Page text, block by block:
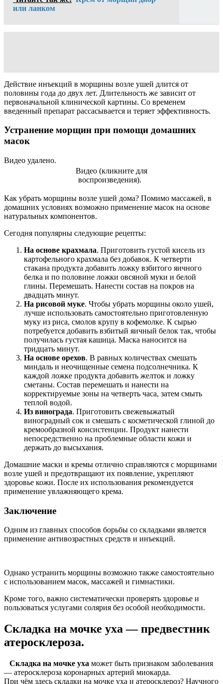
или ланком
Действие инъекций в морщины возле ушей длится от
половины года до двух лет. Длительность же зависит от
первоначальной клинической картины. Со временем
введенный препарат рассасывается и теряет эффективность.
Устранение морщин при помощи домашних
масок
Видео удалено.
Видео (кликните для
воспроизведения).
Как убрать морщины возле ушей дома? Помимо массажей, в
домашних условиях возможно применение масок на основе
натуральных компонентов.
Сегодня популярны следующие рецепты:
На основе крахмала. Приготовить густой кисель из
картофельного крахмала без добавок. К четверти
стакана продукта добавить ложку взбитого яичного
белка и по половине ложки овсяной муки и белой
глины. Перемешать. Нанести состав на покров на
двадцать минут.
На рисовой муке. Чтобы убрать морщины около ушей,
лучше использовать самостоятельно приготовленную
муку из риса, смолов крупу в кофемолке. К сырью
потребуется добавить взбитый яичный белок так, чтобы
получилась густая кашица. Маска наносится на
тридцать минут.
На основе орехов. В равных количествах смешать
миндаль и неочищенные семена подсолнечника. К
каждой ложке продукта добавить желток и ложку
сметаны. Состав перемешать и нанести на
корректируемые зоны на четверть часа, затем смыть
теплой водой.
Из винограда. Приготовить свежевыжатый
виноградный сок и смешать с косметической глиной до
кремообразной консистенции. Продукт нанести
непосредственно на проблемные области кожи и
держать до высыхания.
Домашние маски и кремы отлично справляются с морщинами
возле ушей и предотвращают их появление, укрепляют
здоровье кожи. После их использования рекомендуется
применение увлажняющего крема.
Заключение
Одним из главных способов борьбы со складками является
применение антивозрастных средств и инъекций.
Однако устранить морщины возможно также самостоятельно
с использованием масок, массажей и гимнастики.
Кроме того, важно систематически проверять здоровье и
пользоваться услугами солярия без особой необходимости.
Складка на мочке уха — предвестник
атеросклероза.
Складка на мочке уха может быть признаком заболевания
— атеросклероза коронарных артерий миокарда.
При чём здесь складки на мочке уха и атеросклероз? Научного